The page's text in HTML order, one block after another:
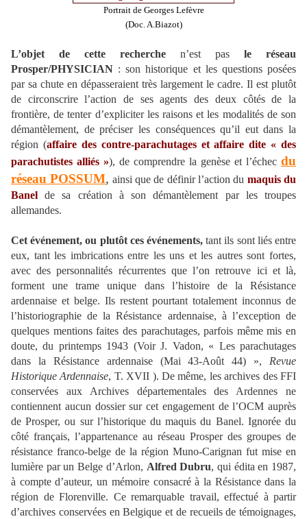
Portrait de Georges Lefèvre
(Doc. A.Biazot)
L’objet de cette recherche n’est pas le réseau
Prosper/PHYSICIAN : son historique et les questions posées
par sa chute en dépasseraient très largement le cadre. Il est plutôt
de circonscrire l’action de ses agents des deux côtés de la
frontière, de tenter d’expliciter les raisons et les modalités de son
démantèlement, de préciser les conséquences qu’il eut dans la
région (affaire des contre-parachutages et affaire dite « des
parachutistes alliés »), de comprendre la genèse et l’échec du
réseauPOSSUM, ainsi que de définir l’action du maquis du
Banel de sa création à son démantèlement par les troupes
allemandes.
Cet événement, ou plutôt ces événements, tant ils sont liés entre
eux, tant les imbrications entre les uns et les autres sont fortes,
avec des personnalités récurrentes que l’on retrouve ici et là,
forment une trame unique dans l’histoire de la Résistance
ardennaise et belge. Ils restent pourtant totalement inconnus de
l’historiographie de la Résistance ardennaise, à l’exception de
quelques mentions faites des parachutages, parfois même mis en
doute, du printemps 1943 (Voir J. Vadon, « Les parachutages
dans la Résistance ardennaise (Mai 43-Août 44) », Revue
Historique Ardennaise, T. XVII ). De même, les archives des FFI
conservées aux Archives départementales des Ardennes ne
contiennent aucun dossier sur cet engagement de l’OCM auprès
de Prosper, ou sur l’historique du maquis du Banel. Ignorée du
côté français, l’appartenance au réseau Prosper des groupes de
résistance franco-belge de la région Muno-Carignan fut mise en
lumière par un Belge d’Arlon, Alfred Dubru, qui édita en 1987,
à compte d’auteur, un mémoire consacré à la Résistance dans la
région de Florenville. Ce remarquable travail, effectué à partir
d’archives conservées en Belgique et de recueils de témoignages,